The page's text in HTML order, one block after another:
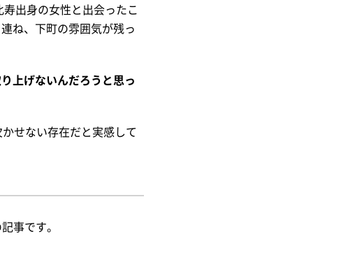
出身の女性と出会ったこ
ね、下町の雰囲気が残っ
上げないんだろうと思っ
せない存在だと実感して
事です。